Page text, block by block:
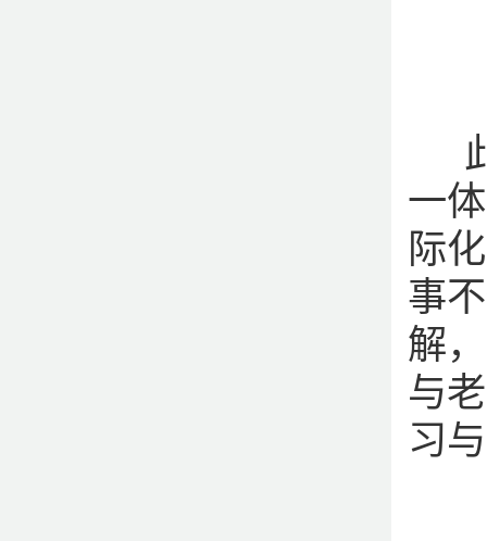
一
际
事
解
与
习